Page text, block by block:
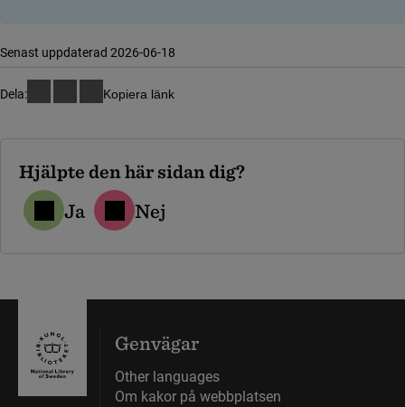
Senast uppdaterad 2026-06-18
Dela: Kopiera länk
Hjälpte den här sidan dig?
Ja Nej
Genvägar
Other languages
Om kakor på webbplatsen